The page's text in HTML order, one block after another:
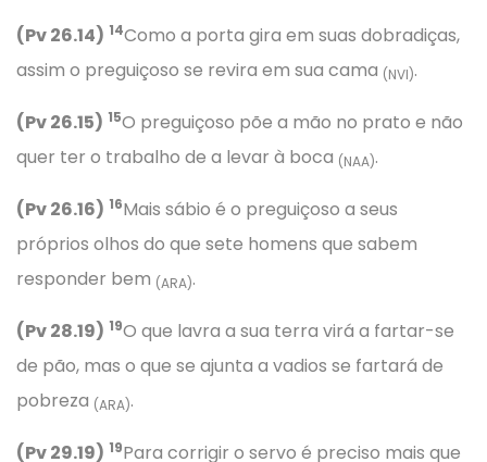
(Pv 26.14) 14Como a porta gira em suas dobradiças,
assim o preguiçoso se revira em sua cama (NVI).
(Pv 26.15) 15O preguiçoso põe a mão no prato e não
quer ter o trabalho de a levar à boca (NAA).
(Pv 26.16) 16Mais sábio é o preguiçoso a seus
próprios olhos do que sete homens que sabem
responder bem (ARA).
(Pv 28.19) 19O que lavra a sua terra virá a fartar-se
de pão, mas o que se ajunta a vadios se fartará de
pobreza (ARA).
(Pv 29.19) 19Para corrigir o servo é preciso mais que